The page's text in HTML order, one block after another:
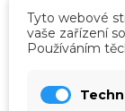
Tyto webové
vaše zařízení
Používáním